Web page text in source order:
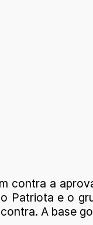
contra a
e o
A base